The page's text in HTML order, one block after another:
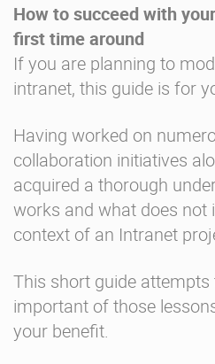
How to succeed with
first time around
If you are planning to
intranet, this guide is for
Having worked on
collaboration initiatives
acquired a thorough
works and what does not
context of an Intranet
This short guide
important of those
your benefit.